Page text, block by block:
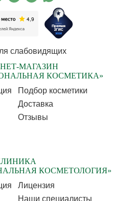
слабовидящих
МАГАЗИН
КОСМЕТИКА»
Подбор косметики
Доставка
Отзывы
КОСМЕТОЛОГИЯ»
Лицензия
Наши специалисты